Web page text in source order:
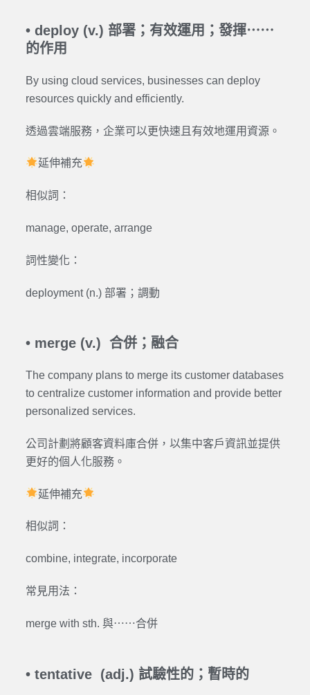
• deploy (v.) 部署；有效運用；發揮⋯⋯
的作用
By using cloud services, businesses can deploy
resources quickly and efficiently.
透過雲端服務，企業可以更快速且有效地運用資源。
延伸補充
相似詞：
manage, operate, arrange
詞性變化：
deployment (n.) 部署；調動
• merge (v.) 合併；融合
The company plans to merge its customer databases
to centralize customer information and provide better
personalized services.
公司計劃將顧客資料庫合併，以集中客戶資訊並提供
更好的個人化服務。
延伸補充
相似詞：
combine, integrate, incorporate
常見用法：
merge with sth. 與⋯⋯合併
• tentative (adj.) 試驗性的；暫時的